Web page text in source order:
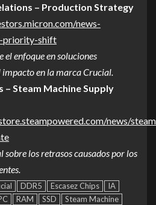
– Production Strategy
news-
priority-shift
el enfoque en soluciones
impacto en la marca Crucial.
– Steam Machine Supply
news/
los retrasos causados por los
DDR5 Escasez Chips
IA
RAM SSD
Steam Machine